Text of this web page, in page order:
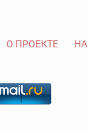
О ПРОЕКТЕ